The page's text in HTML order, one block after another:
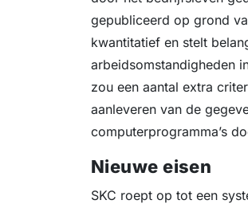
gepubliceerd op grond
kwantitatief en stelt
arbeidsomstandigheden
zou een aantal extra
aanleveren van de
computerprogramma’s
Nieuwe eisen
SKC roept op tot een